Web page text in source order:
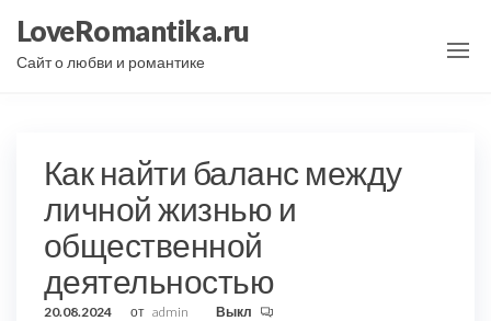
содержимому
LoveRomantika.ru
Сайт о любви и романтике
Как найти баланс между
личной жизнью и
общественной
деятельностью
20.08.2024 от admin Выкл